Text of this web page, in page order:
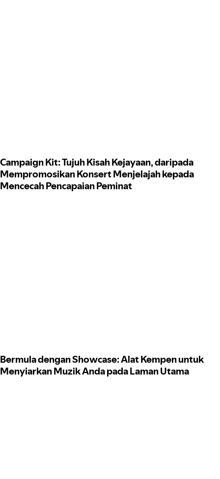
Campaign Kit: Tujuh Kisah Kejayaan, daripada
Mempromosikan Konsert Menjelajah kepada
Mencecah Pencapaian Peminat
Bermula dengan Showcase: Alat Kempen untuk
Menyiarkan Muzik Anda pada Laman Utama